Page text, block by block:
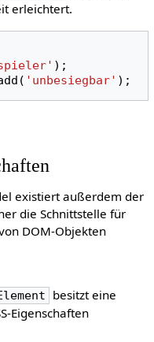
erleichtert.
);
( 'unbesiegbar' );
existiert außerdem der
die Schnittstelle für
DOM-Objekten
besitzt eine
Eigenschaften